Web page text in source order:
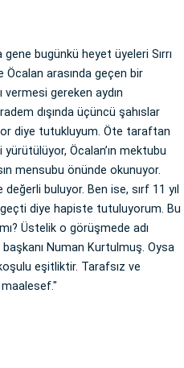
bugünkü heyet üyeleri Sırrı
Öcalan arasında geçen bir
gereken aydın
dışında üçüncü şahıslar
diye tutukluyum. Öte taraftan
Öcalan’ın mektubu
mensubu önünde okunuyor.
buluyor. Ben ise, sırf 11 yıl
diye hapiste tutuluyorum. Bu
Üstelik o görüşmede adı
Numan Kurtulmuş. Oysa
eşitliktir. Tarafsız ve
maalesef."